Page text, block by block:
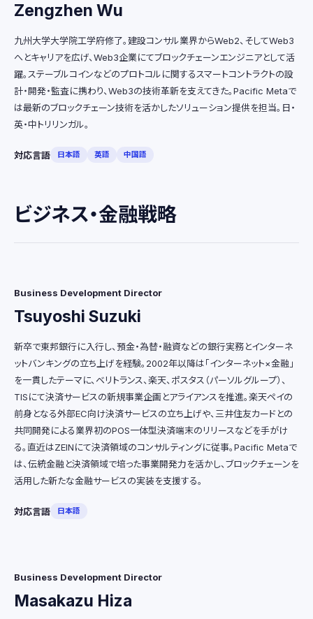
Zengzhen Wu
九州大学大学院工学府修了。建設コンサル業界からWeb2、そしてWeb3
へとキャリアを広げ、Web3企業にてブロックチェーンエンジニアとして活
躍。ステーブルコインなどのプロトコルに関するスマートコントラクトの設
計・開発・監査に携わり、Web3の技術革新を支えてきた。Pacific Metaで
は最新のブロックチェーン技術を活かしたソリューション提供を担当。日・
英・中トリリンガル。
対応言語 日本語 英語 中国語
ビジネス・金融戦略
Business Development Director
Tsuyoshi Suzuki
新卒で東邦銀行に入行し、預金・為替・融資などの銀行実務とインターネ
ットバンキングの立ち上げを経験。2002年以降は「インターネット×金融」
を一貫したテーマに、ベリトランス、楽天、ポスタス（パーソルグループ）、
TISにて決済サービスの新規事業企画とアライアンスを推進。楽天ペイの
前身となる外部EC向け決済サービスの立ち上げや、三井住友カードとの
共同開発による業界初のPOS一体型決済端末のリリースなどを手がけ
る。直近はZEINにて決済領域のコンサルティングに従事。Pacific Metaで
は、伝統金融と決済領域で培った事業開発力を活かし、ブロックチェーンを
活用した新たな金融サービスの実装を支援する。
対応言語 日本語
Business Development Director
Masakazu Hiza